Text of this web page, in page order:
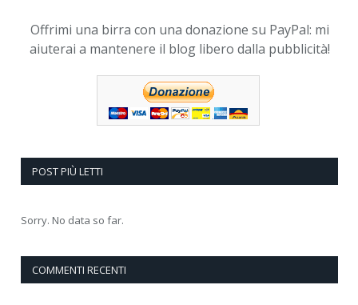
Offrimi una birra con una donazione su PayPal: mi
aiuterai a mantenere il blog libero dalla pubblicità!
POST PIÙ LETTI
Sorry. No data so far.
COMMENTI RECENTI